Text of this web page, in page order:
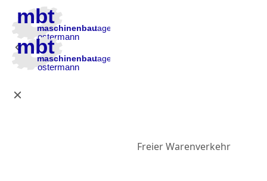
Zur Hauptnavigation
Zum Inhalt
Zur Fußzeile
Freier Warenverkehr